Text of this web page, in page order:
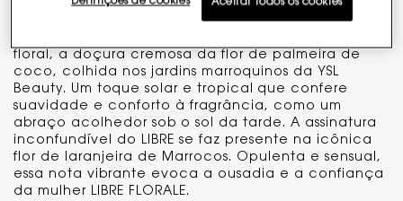
faceta mais carnal e exuberante. Evoca a imagem
de uma mulher forte e sedutora, dona de si e de
floral, a doçura cremosa da flor de palmeira de
coco, colhida nos jardins marroquinos da YSL
Beauty. Um toque solar e tropical que confere
suavidade e conforto à fragrância, como um
abraço acolhedor sob o sol da tarde. A assinatura
inconfundível do LIBRE se faz presente na icônica
flor de laranjeira de Marrocos. Opulenta e sensual,
essa nota vibrante evoca a ousadia e a confiança
da mulher LIBRE FLORALE.
Aceitar todos os cookies